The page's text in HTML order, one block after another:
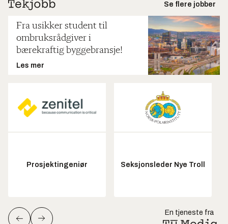
Se flere jobber
Fra usikker student til
ombruksrådgiver i
bærekraftig byggebransje!
Les mer
Prosjektingeniør Seksjonsleder Nye Troll
En tjeneste fra